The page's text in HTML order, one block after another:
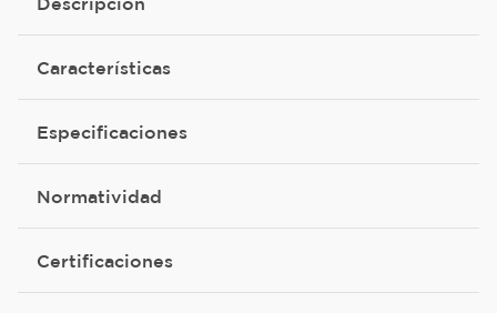
Características
Especificaciones
Normatividad
Certificaciones